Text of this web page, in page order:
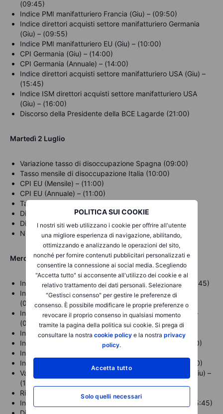
POLITICA SUI COOKIE
I nostri siti web utilizzano i cookie per offrire all'utente
una migliore esperienza di navigazione, abilitando,
ottimizzando e analizzando le operazioni del sito,
nonché per fornire contenuti pubblicitari personalizzati e
consentire la connessione ai social media. Scegliendo
"Accetta tutto" si acconsente all'utilizzo dei cookie e al
relativo trattamento dei dati personali. Selezionare
"Gestisci consenso" per gestire le preferenze di
consenso. È possibile modificare le proprie preferenze o
revocare il proprio consenso in qualsiasi momento
tramite la pagina della politica sui cookie. Si prega di
consultare la nostra cookie policye la nostra privacy
policy.
Accetta tutto
Solo quelli necessari
(09:45)
Indice PMI manifatturiero Francia (Giu) – (09:50)
Indice direttori acquisti settore manifatturiero Germania
(Giu) – (09:55)
Indice PMI manifatturiero EU (Giu) – (10:00)
CPI Germania (Giu) – (14:00)
CPI Germania (Annuale) – (14:00)
Indice direttori acquisti settore manifatturiero USA (Giu) –
(15:45)
Indice ISM direttori acquisti settore manifatturiero USA
(Giu) – (16:00)
Discorso della Presidente della BCE Lagarde (21:00)
Martedì 2 Luglio
Variazione tasso di disoccupazione Spagna (09:00)
Tasso mensile di disoccupazione Italia (10:00)
CPI EU (Mensile) – (11:00)
CPI EU (Annuale) – (11:00)
Tasso di disoccupazione EU (11:00)
Discorso del Presidente della FED Powell (15:30)
Discorso della Presidente della BCE Lagarde (15:30)
Nuovi lavori JOLTs USA (Mag) – (16:00)
Mercoledì3 Luglio
Indice direttori acquisti settore servizi Italia (Giu) – (09:45)
Indice direttori acquisti settore servizi Francia (Giu) –
(09:50)
Indice direttori acquisti settore servizi Germania (Giu) –
(09:55)
Indice composito dei servizi EU (Giu) – (10:00)
Indice direttori acquisti settore servizi EU (Giu) – (10:00)
Indice PMI composito UK (Giu) – (10:30)
Indice direttori acquisti settore servizi UK (Giu) – (10:30)
Variazione dell’occupazione non agricola (ADP) USA (Giu) –
(14:15)
Richieste iniziali sussidi di disoccupazione USA (14:30)
Indice direttori acquisti settore terziario USA (Giu) – (15:45)